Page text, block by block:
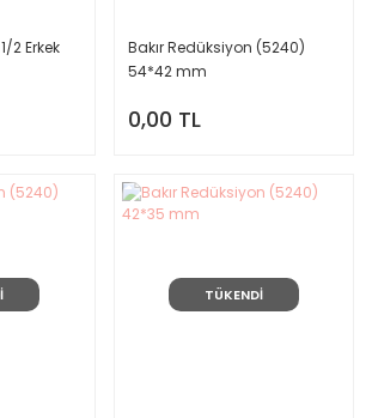
2 Erkek
Bakır Redüksiyon (5240)
54*42 mm
0,00 TL
TÜKENDİ